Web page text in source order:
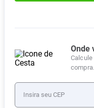
Onde
compra.